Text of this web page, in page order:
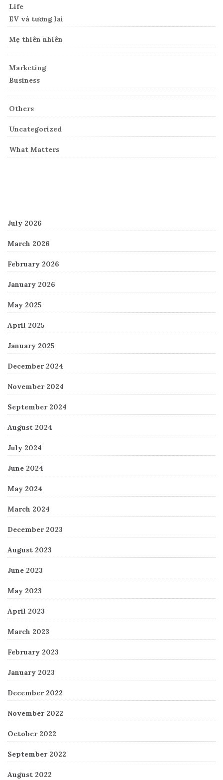
Life
EV và tương lai
Mẹ thiên nhiên
Marketing
Business
Others
Uncategorized
What Matters
July 2026
March 2026
February 2026
January 2026
May 2025
April 2025
January 2025
December 2024
November 2024
September 2024
August 2024
July 2024
June 2024
May 2024
March 2024
December 2023
August 2023
June 2023
May 2023
April 2023
March 2023
February 2023
January 2023
December 2022
November 2022
October 2022
September 2022
August 2022